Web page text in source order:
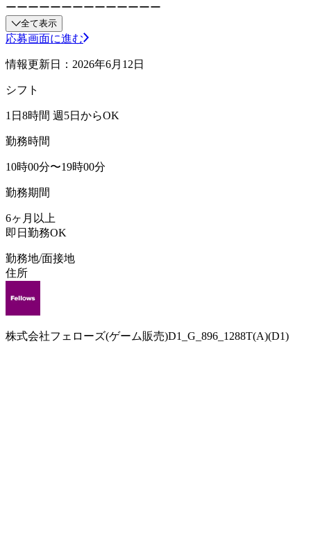
ーーーーーーーーーーーーーー
全て表示
応募画面に進む
情報更新日：2026年6月12日
シフト
1日8時間 週5日からOK
勤務時間
10時00分〜19時00分
勤務期間
6ヶ月以上
即日勤務OK
勤務地/面接地
住所
株式会社フェローズ(ゲーム販売)D1_G_896_1288T(A)(D1)